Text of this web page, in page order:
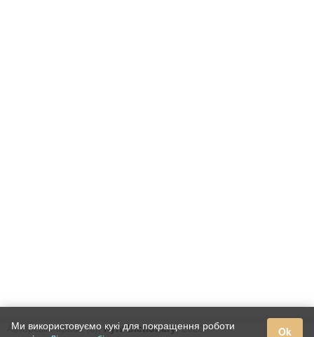
Ми використовуємо кукі для покращення роботи
Ok
Авторське право (c), Kyiv Dictionary, 2020.